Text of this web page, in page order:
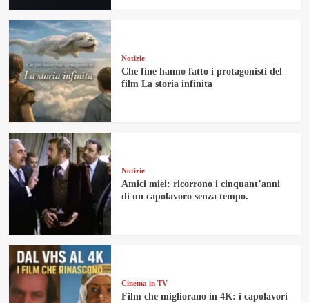
Notizie
Che fine hanno fatto i protagonisti del
film La storia infinita
Notizie
Amici miei: ricorrono i cinquant’anni
di un capolavoro senza tempo.
Cinema in TV
Film che migliorano in 4K: i capolavori